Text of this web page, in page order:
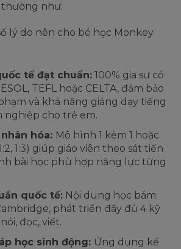
như:
lý do nên cho bé học Monkey
tế đạt chuẩn: 100% gia sư có
TEFL hoặc CELTA, đảm bảo
và khả năng giảng dạy tiếng
nghiệp cho trẻ em.
hóa: Mô hình 1 kèm 1 hoặc
1:3) giúp giáo viên theo sát tiến
bài học phù hợp năng lực từng
quốc tế: Nội dung học bám
phát triển đầy đủ 4 kỹ
đọc, viết.
học sinh động: Ứng dụng kể